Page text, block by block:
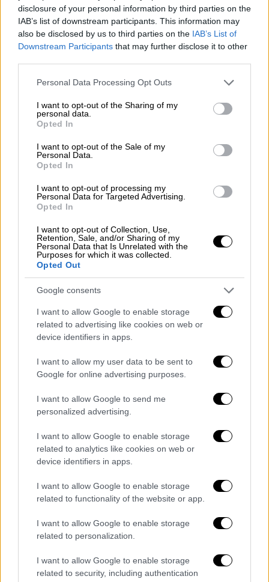
disclosure of your personal information by third parties on the
IAB’s list of downstream participants. This information may
also be disclosed by us to third parties on the IAB’s List of
Downstream Participants that may further disclose it to other
Please note that this website/app uses one or more Google
not limited to your visit or usage behaviour. You may click to
grant or deny consent to Google and its third-party tags to
use your data for below specified purposes in below Google
consent section.
Personal Data Processing Opt Outs
I want to opt-out of the Sharing of my
personal data.
Opted In
I want to opt-out of the Sale of my
Personal Data.
Opted In
I want to opt-out of processing my
Personal Data for Targeted Advertising.
Opted In
I want to opt-out of Collection, Use,
Retention, Sale, and/or Sharing of my
Personal Data that Is Unrelated with the
Purposes for which it was collected.
Opted Out
Google consents
I want to allow Google to enable storage
related to advertising like cookies on web or
device identifiers in apps.
I want to allow my user data to be sent to
Google for online advertising purposes.
I want to allow Google to send me
personalized advertising.
I want to allow Google to enable storage
related to analytics like cookies on web or
device identifiers in apps.
I want to allow Google to enable storage
related to functionality of the website or app.
I want to allow Google to enable storage
related to personalization.
I want to allow Google to enable storage
related to security, including authentication
Οικονομία|10.07.2022 12:46
Πλαστικά μιας χρήσης: Τσουχτερά
πρόστιμα σε παραγωγούς και εμπόρους
που παραβιάζουν τη νομοθεσία
νομοσχέδιο
Market|06.06.2022 10:00
καμπάνια της Lidl Ελλάς, σε συνεργασία
με το Κοινωφελές Ίδρυμα Αθανάσιος Κ.
Λασκαρίδης
Πρόθεση όλων είναι η μείωση της
αλόγιστης χρήσης πλαστικού, η επένδυση
στη δυναμική της κυκλικής οικονομίας και η